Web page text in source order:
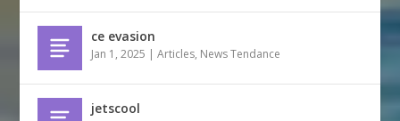
ce evasion
Jan 1, 2025 |Articles, News Tendance
jetscool